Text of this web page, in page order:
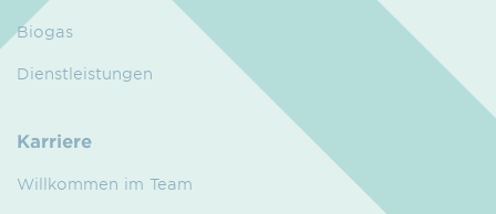
Biogas
Dienstleistungen
Karriere
Willkommen im Team